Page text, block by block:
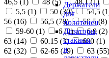
Держатели
для
полотенец
Дозаторы,
стаканы
и
5,5 (1) 50 (30) 54,5 (1
56 (16) 56,5 (78) 56.5 (8)
59-60 (1) 6 (2) 6,9 (2)
63 (14) 60.15 (3) 600 (1)
62 (32) 62-65 (19) 63 (55)